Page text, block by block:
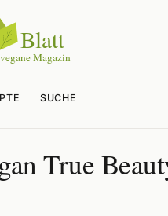
SUCHE
True